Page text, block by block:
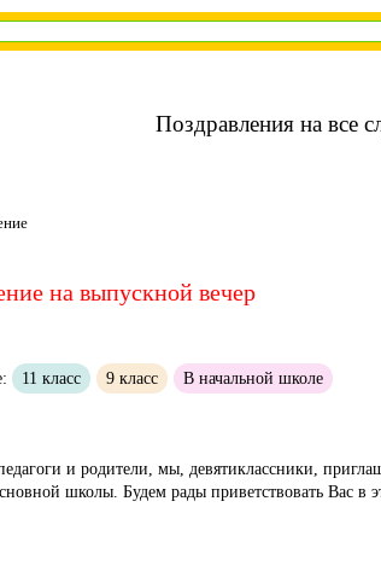
Поздравления на все
на выпускной вечер
11 класс 9 класс В начальной школе
и родители, мы, девятиклассники,
школы. Будем рады приветствовать Вас в